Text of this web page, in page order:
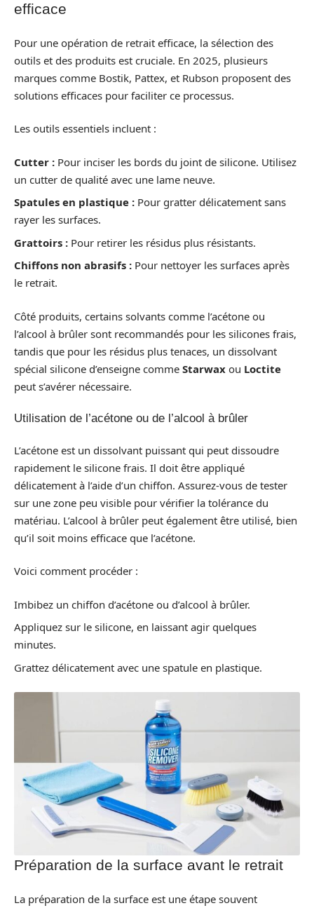
efficace
Pour une opération de retrait efficace, la sélection des
outils et des produits est cruciale. En 2025, plusieurs
marques comme Bostik, Pattex, et Rubson proposent des
solutions efficaces pour faciliter ce processus.
Les outils essentiels incluent :
Cutter : Pour inciser les bords du joint de silicone. Utilisez
un cutter de qualité avec une lame neuve.
Spatules en plastique : Pour gratter délicatement sans
rayer les surfaces.
Grattoirs : Pour retirer les résidus plus résistants.
Chiffons non abrasifs : Pour nettoyer les surfaces après
le retrait.
Côté produits, certains solvants comme l’acétone ou
l’alcool à brûler sont recommandés pour les silicones frais,
tandis que pour les résidus plus tenaces, un dissolvant
spécial silicone d’enseigne comme Starwax ou Loctite
peut s’avérer nécessaire.
Utilisation de l’acétone ou de l’alcool à brûler
L’acétone est un dissolvant puissant qui peut dissoudre
rapidement le silicone frais. Il doit être appliqué
délicatement à l’aide d’un chiffon. Assurez-vous de tester
sur une zone peu visible pour vérifier la tolérance du
matériau. L’alcool à brûler peut également être utilisé, bien
qu’il soit moins efficace que l’acétone.
Voici comment procéder :
Imbibez un chiffon d’acétone ou d’alcool à brûler.
Appliquez sur le silicone, en laissant agir quelques
minutes.
Grattez délicatement avec une spatule en plastique.
Préparation de la surface avant le retrait
La préparation de la surface est une étape souvent